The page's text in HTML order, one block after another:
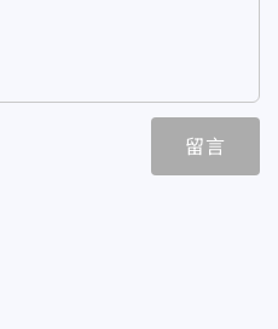
留言